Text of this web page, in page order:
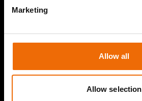
Marketing
Allow all
Allow selection
MEER BEKIJKEN
Bekijk andere producten
Gevelsystemen